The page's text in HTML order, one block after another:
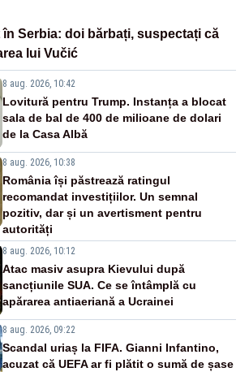
Serbia: doi bărbați, suspectați că
lui Vučić
8 aug. 2026, 10:42
Lovitură pentru Trump. Instanța a blocat
sala de bal de 400 de milioane de dolari
de la Casa Albă
8 aug. 2026, 10:38
România își păstrează ratingul
recomandat investițiilor. Un semnal
pozitiv, dar și un avertisment pentru
autorități
8 aug. 2026, 10:12
Atac masiv asupra Kievului după
sancțiunile SUA. Ce se întâmplă cu
apărarea antiaeriană a Ucrainei
8 aug. 2026, 09:22
Scandal uriaș la FIFA. Gianni Infantino,
acuzat că UEFA ar fi plătit o sumă de șase